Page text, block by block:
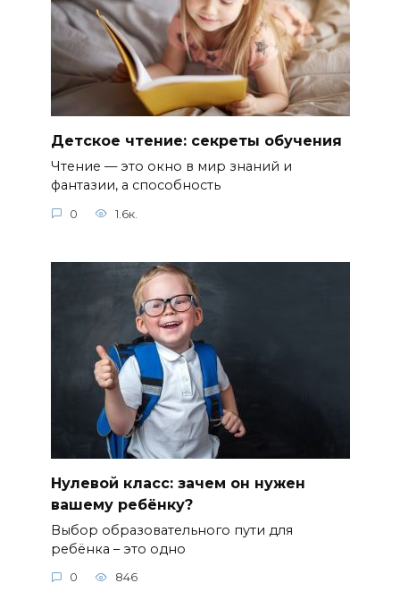
Детское чтение: секреты обучения
Чтение — это окно в мир знаний и
фантазии, а способность
0 1.6к.
Нулевой класс: зачем он нужен
вашему ребёнку?
Выбор образовательного пути для
ребёнка – это одно
0 846